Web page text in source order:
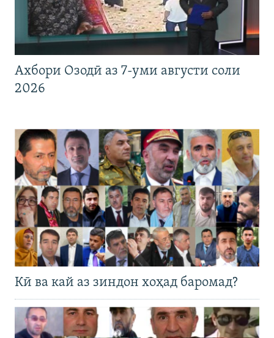
Ахбори Озодӣ аз 7-уми августи соли
2026
Кӣ ва кай аз зиндон хоҳад баромад?